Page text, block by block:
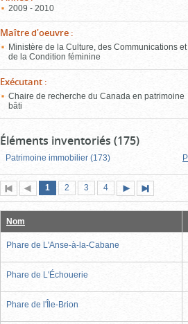
2009 - 2010
Maître d'oeuvre :
Ministère de la Culture, des Communications et
de la Condition féminine
Exécutant :
Chaire de recherche du Canada en patrimoine
bâti
Éléments inventoriés (175)
Patrimoine immobilier (173)
Première
page
Page
précédente
Page
1 (page
actuelle)
Page
2 Page
3 Page
4
suivante
page
Nom
Phare de L'Anse-à-la-Cabane
Phare de L'Échouerie
Phare de l'Île-Brion